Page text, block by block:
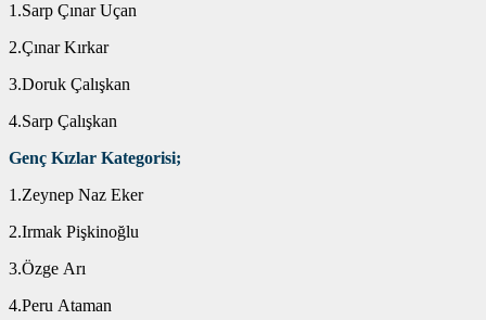
1.Sarp Çınar Uçan
2.Çınar Kırkar
3.Doruk Çalışkan
4.Sarp Çalışkan
Genç Kızlar Kategorisi;
1.Zeynep Naz Eker
2.Irmak Pişkinoğlu
3.Özge Arı
4.Peru Ataman